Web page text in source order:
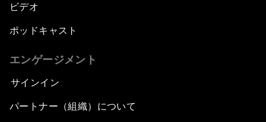
ビデオ
ポッドキャスト
エンゲージメント
サインイン
パートナー（組織）について